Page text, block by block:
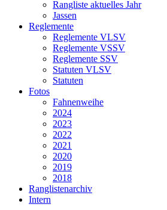
Rangliste aktuelles Jahr
Jassen
Reglemente
Reglemente VLSV
Reglemente VSSV
Reglemente SSV
Statuten VLSV
Statuten
Fotos
Fahnenweihe
2024
2023
2022
2021
2020
2019
2018
Ranglistenarchiv
Intern